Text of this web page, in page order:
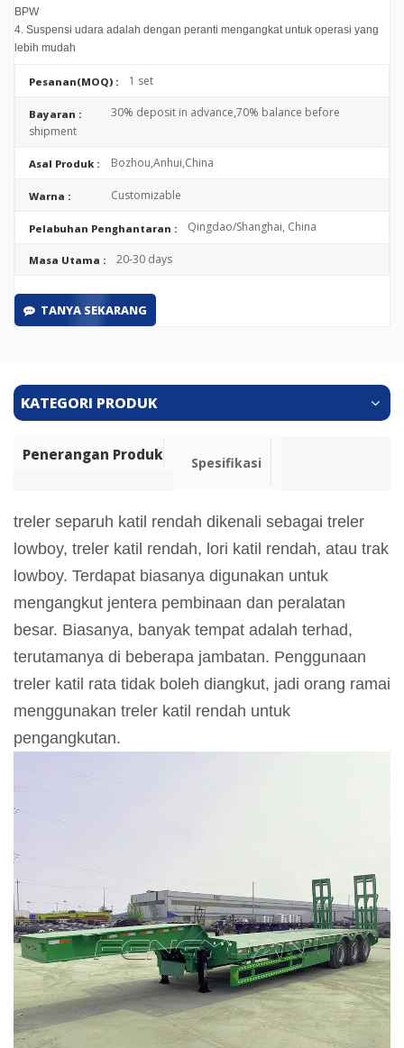
BPW
4. Suspensi udara adalah dengan peranti mengangkat untuk operasi yang
lebih mudah
Pesanan(MOQ) : 1 set
Bayaran :
30% deposit in advance,70% balance before
shipment
Asal Produk : Bozhou,Anhui,China
Warna : Customizable
Pelabuhan Penghantaran : Qingdao/Shanghai, China
Masa Utama : 20-30 days
TANYA SEKARANG
KATEGORI PRODUK
Penerangan Produk Spesifikasi
treler separuh katil rendah dikenali sebagai treler
lowboy, treler katil rendah, lori katil rendah, atau trak
lowboy. Terdapat biasanya digunakan untuk
mengangkut jentera pembinaan dan peralatan
besar. Biasanya, banyak tempat adalah terhad,
terutamanya di beberapa jambatan. Penggunaan
treler katil rata tidak boleh diangkut, jadi orang ramai
menggunakan treler katil rendah untuk
pengangkutan.